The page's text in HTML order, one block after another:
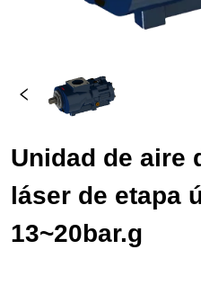
Unidad de aire
láser de etapa
13~20bar.g